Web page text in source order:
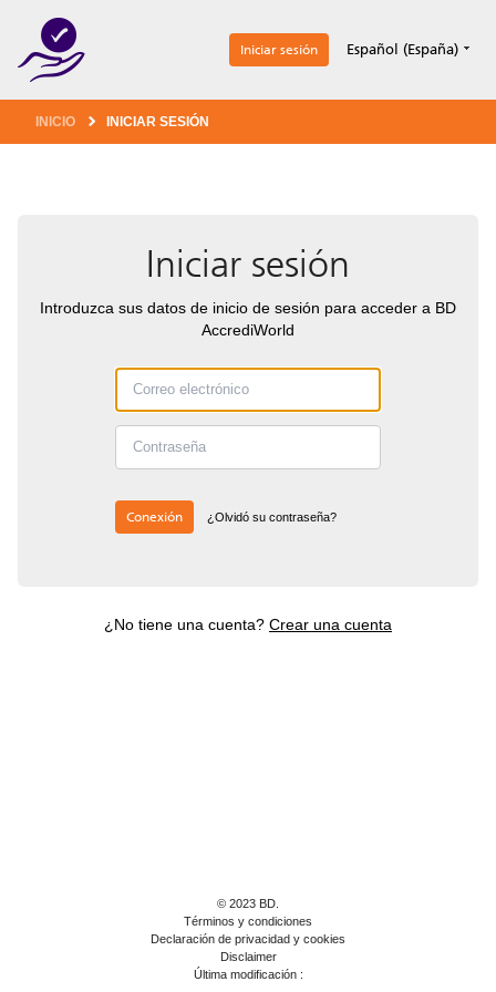
Iniciar sesión Español (España)
INICIO INICIAR SESIÓN
Iniciar sesión
Introduzca sus datos de inicio de sesión para acceder a BD
AccrediWorld
Conexión ¿Olvidó su contraseña?
¿No tiene una cuenta? Crear una cuenta
© 2023 BD.
Términos y condiciones
Declaración de privacidad y cookies
Disclaimer
Última modificación :